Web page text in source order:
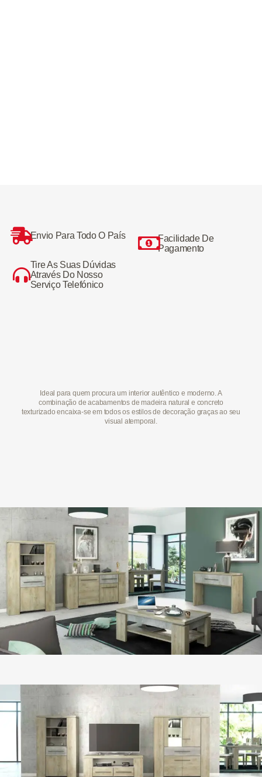
Envio Para Todo O País
Facilidade De
Pagamento
Tire As Suas Dúvidas
Através Do Nosso
Serviço Telefónico
Ideal para quem procura um interior autêntico e moderno. A
combinação de acabamentos de madeira natural e concreto
texturizado encaixa-se em todos os estilos de decoração graças ao seu
visual atemporal.